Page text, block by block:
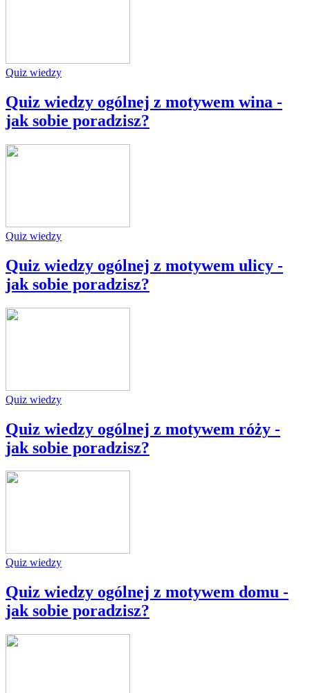
Quiz wiedzy
Quiz wiedzy ogólnej z motywem wina -
jak sobie poradzisz?
Quiz wiedzy
Quiz wiedzy ogólnej z motywem ulicy -
jak sobie poradzisz?
Quiz wiedzy
Quiz wiedzy ogólnej z motywem róży -
jak sobie poradzisz?
Quiz wiedzy
Quiz wiedzy ogólnej z motywem domu -
jak sobie poradzisz?